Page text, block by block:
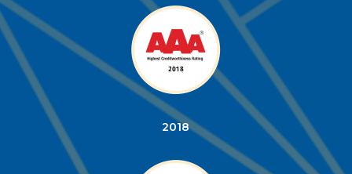
2018